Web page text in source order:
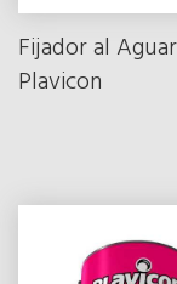
Fijador al
Plavicon